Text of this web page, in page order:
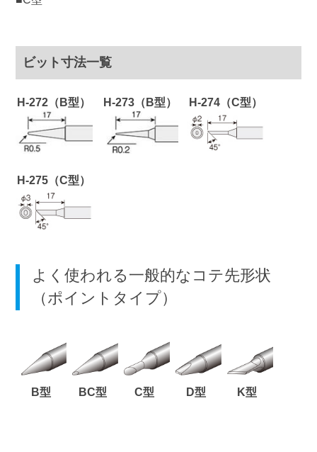
ビット寸法一覧
H-272（B型） H-273（B型） H-274（C型）
H-275（C型）
よく使われる一般的なコテ先形状
（ポイントタイプ）
B型 BC型 C型 D型 K型